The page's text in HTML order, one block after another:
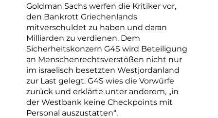
Goldman Sachs werfen die Kritiker vor,
den Bankrott Griechenlands
mitverschuldet zu haben und daran
Milliarden zu verdienen. Dem
Sicherheitskonzern G4S wird Beteiligung
an Menschenrechtsverstößen nicht nur
im israelisch besetzten Westjordanland
zur Last gelegt. G4S wies die Vorwürfe
zurück und erklärte unter anderem, „in
der Westbank keine Checkpoints mit
Personal auszustatten“.